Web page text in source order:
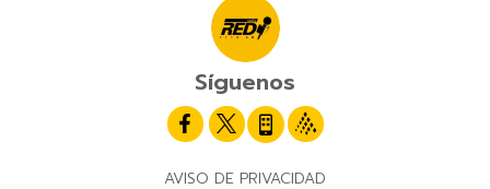
Síguenos
AVISO DE PRIVACIDAD